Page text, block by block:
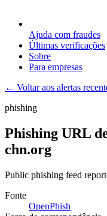
Ajuda com fraudes
Últimas verificações
Sobre
Para empresas
← Voltar aos alertas
phishing
Phishing URL
chn.org
Public phishing feed
Fonte
OpenPhish